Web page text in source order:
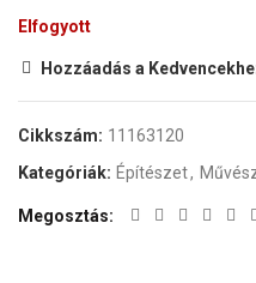
Elfogyott
Hozzáadás a
Cikkszám: 11163120
Kategóriák: Építészet,
Megosztás